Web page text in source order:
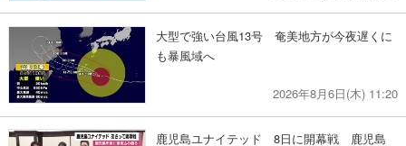
大型で強い台風13号 奄美地方が今夜遅くに
も暴風域へ
2026年8月6日(木) 11:20
鹿児島ユナイテッド 8日に開幕戦 鹿児島